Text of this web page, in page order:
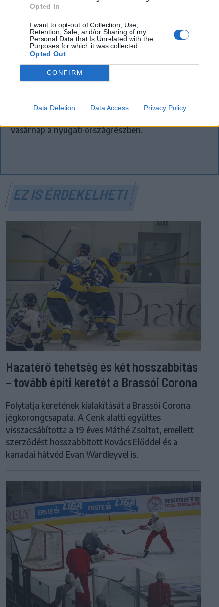
Opted In
I want to opt-out of Collection, Use,
Retention, Sale, and/or Sharing of my
Personal Data that Is Unrelated with the
Purposes for which it was collected.
Opted Out
CONFIRM
Data Deletion Data Access Privacy Policy
FŐTÉR
Már csak 4-5 napig működhet a jelenlegi
körülmények között a cernavodai
atomerőmű
Százszázalékos kamatra adott kölcsönt a
vasárnap a nyugati országrészben.
EZ IS ÉRDEKELHETI
Hazatérő tehetség és két hosszabbítás
– tovább építi keretét a Brassói Corona
Folytatja keretének kialakítását a Brassói Corona
jégkorongcsapata. A Cenk alatti együttes
visszacsábította a 19 éves Máthé Zsoltot, emellett
szerződést hosszabbított Kovács Előddel és a
kanadai hátvéd Evan Wardleyvel is.